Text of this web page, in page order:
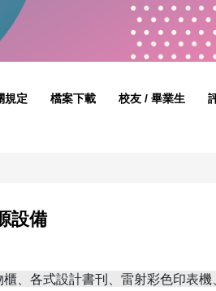
規定 檔案下載 校友 / 畢業生
設備
、各式設計書刊、雷射彩色印表